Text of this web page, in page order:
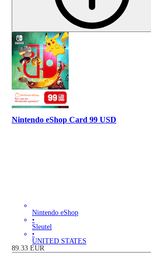
Nintendo eShop Card 99 USD
Nintendo eShop
•
Sleutel
•
UNITED STATES
89.33 EUR